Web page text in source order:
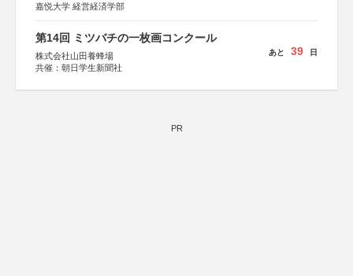
嘉悦大学 経営経済学部
第14回 ミツバチの一枚画コンクール
株式会社山田養蜂場
共催：朝日学生新聞社
あと 39 日
PR